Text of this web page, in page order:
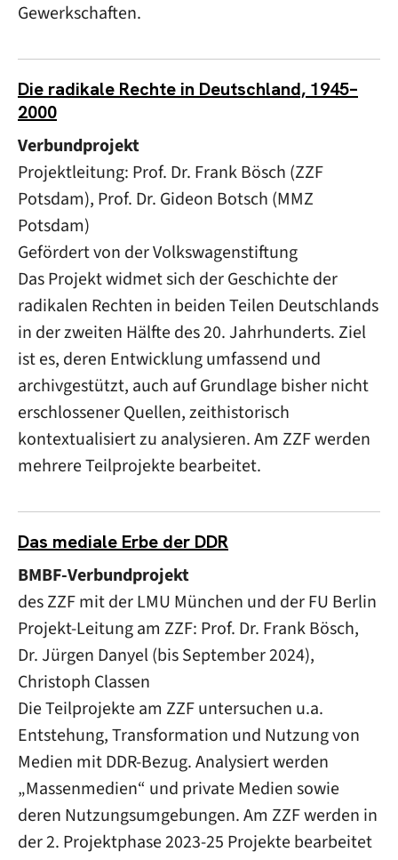
Gewerkschaften.
Die radikale Rechte in Deutschland, 1945–
2000
Verbundprojekt
Projektleitung: Prof. Dr. Frank Bösch (ZZF
Potsdam), Prof. Dr. Gideon Botsch (MMZ
Potsdam)
Gefördert von der Volkswagenstiftung
Das Projekt widmet sich der Geschichte der
radikalen Rechten in beiden Teilen Deutschlands
in der zweiten Hälfte des 20. Jahrhunderts. Ziel
ist es, deren Entwicklung umfassend und
archivgestützt, auch auf Grundlage bisher nicht
erschlossener Quellen, zeithistorisch
kontextualisiert zu analysieren. Am ZZF werden
mehrere Teilprojekte bearbeitet.
Das mediale Erbe der DDR
BMBF-Verbundprojekt
des ZZF mit der LMU München und der FU Berlin
Projekt-Leitung am ZZF: Prof. Dr. Frank Bösch,
Dr. Jürgen Danyel (bis September 2024),
Christoph Classen
Die Teilprojekte am ZZF untersuchen u.a.
Entstehung, Transformation und Nutzung von
Medien mit DDR-Bezug. Analysiert werden
„Massenmedien“ und private Medien sowie
deren Nutzungsumgebungen. Am ZZF werden in
der 2. Projektphase 2023-25 Projekte bearbeitet